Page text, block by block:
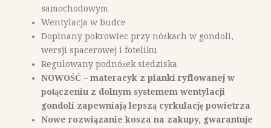
samochodowym
Wentylacja w budce
Dopinany pokrowiec przy nóżkach w gondoli,
wersji spacerowej i foteliku
Regulowany podnóżek siedziska
NOWOŚĆ – materacyk z pianki ryflowanej w
połączeniu z dolnym systemem wentylacji
gondoli zapewniają lepszą cyrkulację powietrza
Nowe rozwiązanie kosza na zakupy, gwarantuje